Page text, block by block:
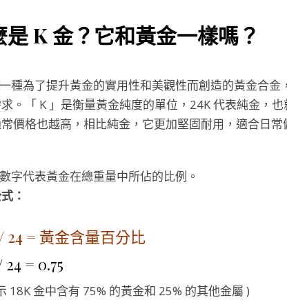
是 K 金？它和黃金一樣嗎？
種為了提升黃金的實用性和美觀性而創造的黃金合
。「 K 」是衡量黃金純度的單位，24K 代表純金，
價格也越高，相比純金，它更加堅固耐用，適合日常
字代表黃金在總重量中所佔的比例。
：
24 = 黃金含量百分比
= 0.75
18K 金中含有 75% 的黃金和 25% 的其他金屬 )